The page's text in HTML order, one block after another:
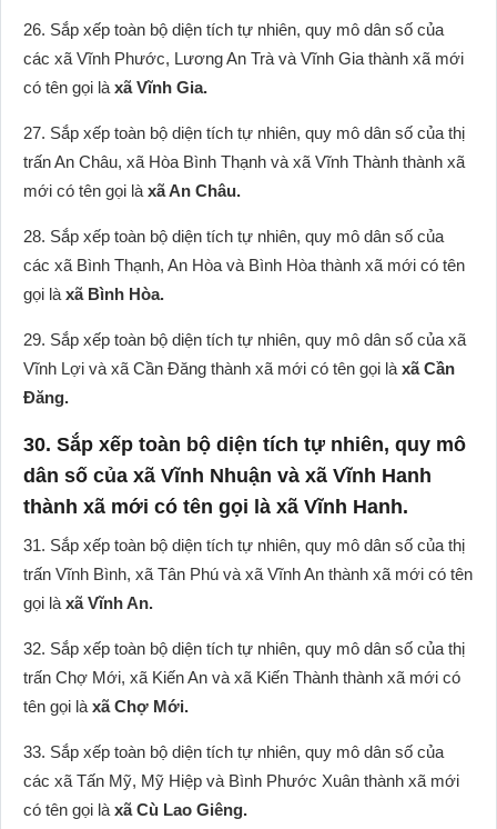
26. Sắp xếp toàn bộ diện tích tự nhiên, quy mô dân số của
các xã Vĩnh Phước, Lương An Trà và Vĩnh Gia thành xã mới
có tên gọi là xã Vĩnh Gia.
27. Sắp xếp toàn bộ diện tích tự nhiên, quy mô dân số của thị
trấn An Châu, xã Hòa Bình Thạnh và xã Vĩnh Thành thành xã
mới có tên gọi là xã An Châu.
28. Sắp xếp toàn bộ diện tích tự nhiên, quy mô dân số của
các xã Bình Thạnh, An Hòa và Bình Hòa thành xã mới có tên
gọi là xã Bình Hòa.
29. Sắp xếp toàn bộ diện tích tự nhiên, quy mô dân số của xã
Vĩnh Lợi và xã Cần Đăng thành xã mới có tên gọi là xã Cần
Đăng.
30. Sắp xếp toàn bộ diện tích tự nhiên, quy mô
dân số của xã Vĩnh Nhuận và xã Vĩnh Hanh
thành xã mới có tên gọi là xã Vĩnh Hanh.
31. Sắp xếp toàn bộ diện tích tự nhiên, quy mô dân số của thị
trấn Vĩnh Bình, xã Tân Phú và xã Vĩnh An thành xã mới có tên
gọi là xã Vĩnh An.
32. Sắp xếp toàn bộ diện tích tự nhiên, quy mô dân số của thị
trấn Chợ Mới, xã Kiến An và xã Kiến Thành thành xã mới có
tên gọi là xã Chợ Mới.
33. Sắp xếp toàn bộ diện tích tự nhiên, quy mô dân số của
các xã Tấn Mỹ, Mỹ Hiệp và Bình Phước Xuân thành xã mới
có tên gọi là xã Cù Lao Giêng.